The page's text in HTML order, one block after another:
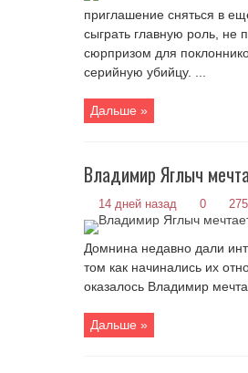
приглашение сняться в
сыграть главную роль, не
сюрпризом для
серийную убийцу. ...
Дальше »
Владимир Яглыч
14 дней назад 0
Домнина недавно дали
том как начинались их
оказалось Владимир
Дальше »